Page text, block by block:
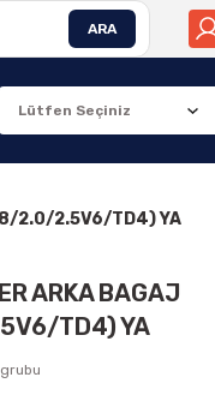
ARA
2.0/2.5V6/TD4) YA
ARKA BAGAJ
TD4) YA